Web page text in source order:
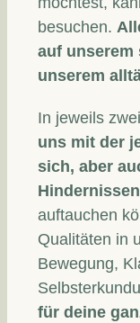
besuchen.
auf unserem
unserem
In jeweils
uns mit der
sich, aber
auftauchen
Qualitäten in
Bewegung,
für deine